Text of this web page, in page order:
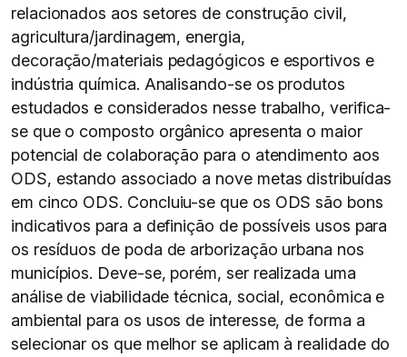
relacionados aos setores de construção civil,
agricultura/jardinagem, energia,
decoração/materiais pedagógicos e esportivos e
indústria química. Analisando-se os produtos
estudados e considerados nesse trabalho, verifica-
se que o composto orgânico apresenta o maior
potencial de colaboração para o atendimento aos
ODS, estando associado a nove metas distribuídas
em cinco ODS. Concluiu-se que os ODS são bons
indicativos para a definição de possíveis usos para
os resíduos de poda de arborização urbana nos
municípios. Deve-se, porém, ser realizada uma
análise de viabilidade técnica, social, econômica e
ambiental para os usos de interesse, de forma a
selecionar os que melhor se aplicam à realidade do